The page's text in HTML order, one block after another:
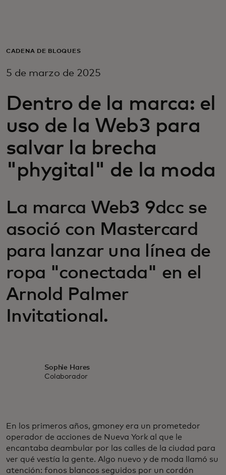
Para empresas
Para innovadores
Noticias y tendencias
CADENA DE BLOQUES
5 de marzo de 2025
Dentro de la marca: el
uso de la Web3 para
salvar la brecha
"phygital" de la moda
La marca Web3 9dcc se
asoció con Mastercard
para lanzar una línea de
ropa "conectada" en el
Arnold Palmer
Invitational.
Sophie Hares
Colaborador
En los primeros años, gmoney era un prometedor
operador de acciones de Nueva York al que le
encantaba deambular por las calles de la ciudad para
ver qué vestía la gente. Algo nuevo y de moda llamó su
atención: fonos blancos seguidos por un cordón